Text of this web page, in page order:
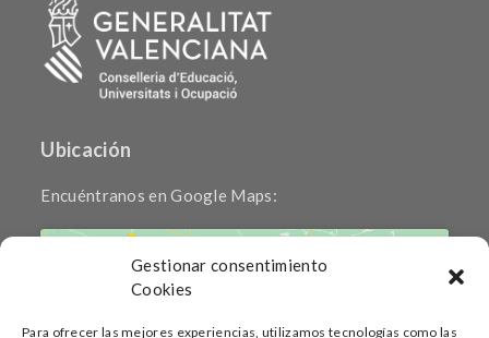
Gestionar consentimiento
Cookies
Para ofrecer las mejores experiencias, utilizamos tecnologías como las
Ubicación
Encuéntranos en Google Maps: